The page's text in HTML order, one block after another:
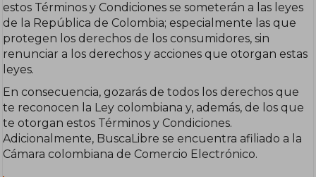
estos Términos y Condiciones se someterán a las leyes
de la República de Colombia; especialmente las que
protegen los derechos de los consumidores, sin
renunciar a los derechos y acciones que otorgan estas
leyes.
En consecuencia, gozarás de todos los derechos que
te reconocen la Ley colombiana y, además, de los que
te otorgan estos Términos y Condiciones.
Adicionalmente, BuscaLibre se encuentra afiliado a la
Cámara colombiana de Comercio Electrónico.